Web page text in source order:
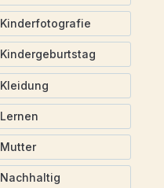
Kinderfotografie
Kindergeburtstag
Kleidung
Lernen
Mutter
Nachhaltig